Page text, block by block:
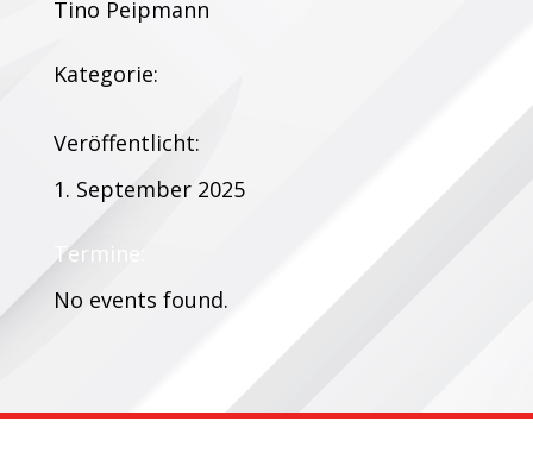
Tino Peipmann
Kategorie:
Veröffentlicht:
1. September 2025
Termine:
No events found.